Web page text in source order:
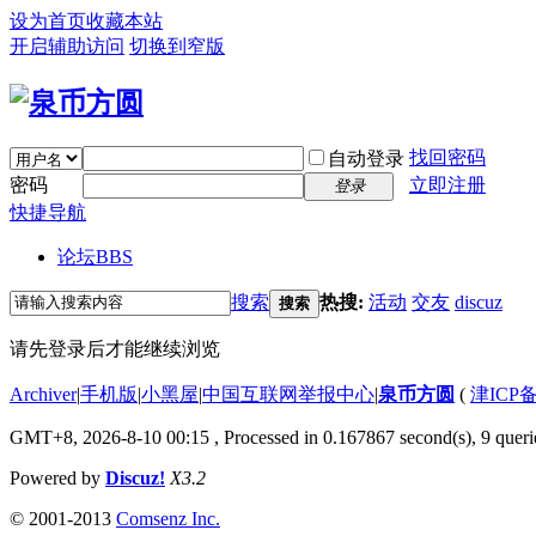
设为首页收藏本站
开启辅助访问 切换到窄版
自动登录 找回密码
密码
登录
立即注册
快捷导航
论坛BBS
搜索 搜索 热搜: 活动 交友 discuz
请先登录后才能继续浏览
Archiver|手机版|小黑屋|中国互联网举报中心|泉币方圆 ( 津ICP
GMT+8, 2026-8-10 00:15 , Processed in 0.167867 second(s), 9
Powered by Discuz! X3.2
© 2001-2013 Comsenz Inc.